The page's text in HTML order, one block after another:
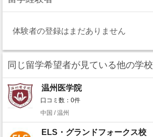
体験者の登録はまだありません
同じ留学希望者が見ている他の学校
温州医学院
口コミ数：0件
中国 / 温州
ELS・グランドフォークス校